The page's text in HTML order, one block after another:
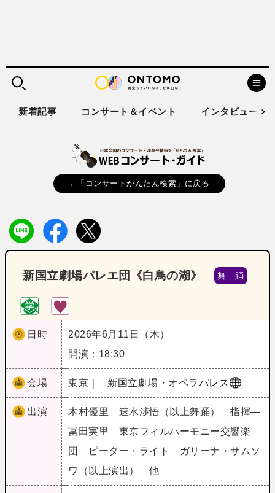
新着記事 コンサート＆イベント インタビュー
←「コンサートかんたん検索」に戻る
新国立劇場バレエ団《白鳥の湖》 舞 踊
日時
2026年6月11日（木）
開演：18:30
会場 東京｜ 新国立劇場・オペラパレス
出演
木村優里 速水渉悟（以上舞踊） 指揮―
冨田実里 東京フィルハーモニー交響楽
団 ピーター・ライト ガリーナ・サムソ
ワ（以上演出） 他